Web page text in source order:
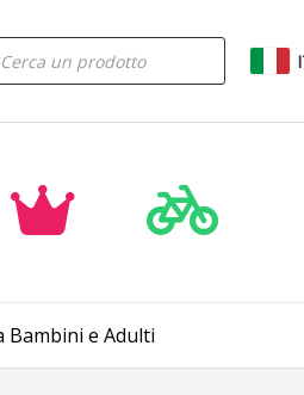
Bambini e Adulti